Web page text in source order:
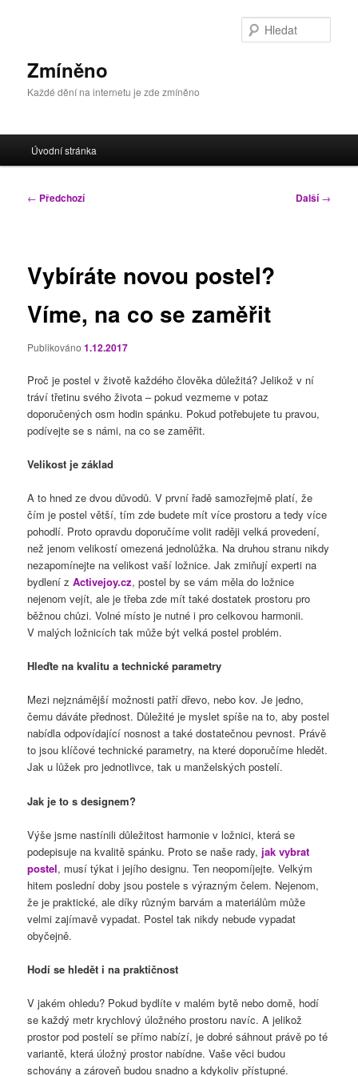
Zmíněno
Každé dění na internetu je zde zmíněno
navigační
Úvodní stránka
Navigace
← Předchozí Další→
Vybíráte novou postel?
Víme, na co se zaměřit
Publikováno1.12.2017
Proč je postel v životě každého člověka důležitá? Jelikož v ní
tráví třetinu svého života – pokud vezmeme v potaz
doporučených osm hodin spánku. Pokud potřebujete tu pravou,
podívejte se s námi, na co se zaměřit.
Velikost je základ
A to hned ze dvou důvodů. V první řadě samozřejmě platí, že
čím je postel větší, tím zde budete mít více prostoru a tedy více
pohodlí. Proto opravdu doporučíme volit raději velká provedení,
než jenom velikostí omezená jednolůžka. Na druhou stranu nikdy
nezapomínejte na velikost vaší ložnice. Jak zmiňují experti na
bydlení zActivejoy.cz, postel by se vám měla do ložnice
nejenom vejít, ale je třeba zde mít také dostatek prostoru pro
běžnou chůzi. Volné místo je nutné i pro celkovou harmonii.
V malých ložnicích tak může být velká postel problém.
Hleďte na kvalitu a technické parametry
Mezi nejznámější možnosti patří dřevo, nebo kov. Je jedno,
čemu dáváte přednost. Důležité je myslet spíše na to, aby postel
nabídla odpovídající nosnost a také dostatečnou pevnost. Právě
to jsou klíčové technické parametry, na které doporučíme hledět.
Jak u lůžek pro jednotlivce, tak u manželských postelí.
Jak je to s designem?
Výše jsme nastínili důležitost harmonie v ložnici, která se
podepisuje na kvalitě spánku. Proto se naše rady, jak vybrat
postel, musí týkat i jejího designu. Ten neopomíjejte. Velkým
hitem poslední doby jsou postele s výrazným čelem. Nejenom,
že je praktické, ale díky různým barvám a materiálům může
velmi zajímavě vypadat. Postel tak nikdy nebude vypadat
obyčejně.
Hodí se hledět i na praktičnost
V jakém ohledu? Pokud bydlíte v malém bytě nebo domě, hodí
se každý metr krychlový úložného prostoru navíc. A jelikož
prostor pod postelí se přímo nabízí, je dobré sáhnout právě po té
variantě, která úložný prostor nabídne. Vaše věci budou
schovány a zároveň budou snadno a kdykoliv přístupné.